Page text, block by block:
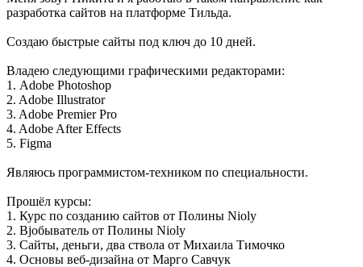
разработка сайтов на платформе Тильда.
Создаю быстрые сайты под ключ до 10 дней.
Владею следующими графическими редакторами:
1. Adobe Photoshop
2. Adobe Illustrator
3. Adobe Premier Pro
4. Adobe After Effects
5. Figma
Являюсь программистом-техником по специальности.
Прошёл курсы:
1. Курс по созданию сайтов от Полины Nioly
2. Вjoбыватель от Полины Nioly
3. Сайты, деньги, два ствола от Михаила Тимочко
4. Основы веб-дизайна от Марго Савчук